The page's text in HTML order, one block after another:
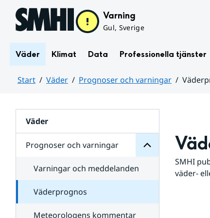
Hoppa till sidans innehåll Varning
Gul, Sverige
Väder Klimat Data Professionella tjänster
Start Väder Prognoser och varningar
Väder
Prognoser och varningar
för
varningar
Varningar och meddelanden
Väderprognos
Meteorologens kommentar
SMHI
väder-